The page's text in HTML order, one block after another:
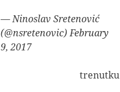
— Ninoslav Sretenović
(@nsretenovic)February
9, 2017
trenutku